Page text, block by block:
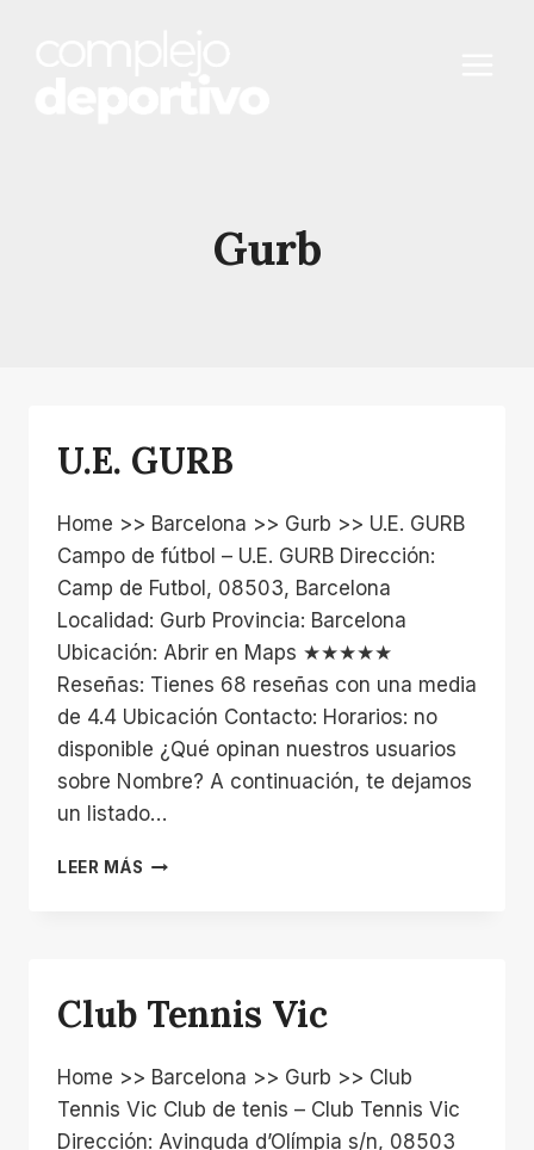
Gurb
U.E. GURB
Home >> Barcelona >> Gurb >> U.E. GURB
Campo de fútbol – U.E. GURB Dirección:
Camp de Futbol, 08503, Barcelona
Localidad: Gurb Provincia: Barcelona
Ubicación: Abrir en Maps ★★★★★
Reseñas: Tienes 68 reseñas con una media
de 4.4 Ubicación Contacto: Horarios: no
disponible ¿Qué opinan nuestros usuarios
sobre Nombre? A continuación, te dejamos
un listado…
LEER MÁS U.E.
Club Tennis Vic
Home >> Barcelona >> Gurb >> Club
Tennis Vic Club de tenis – Club Tennis Vic
Dirección: Avinguda d’Olímpia s/n, 08503